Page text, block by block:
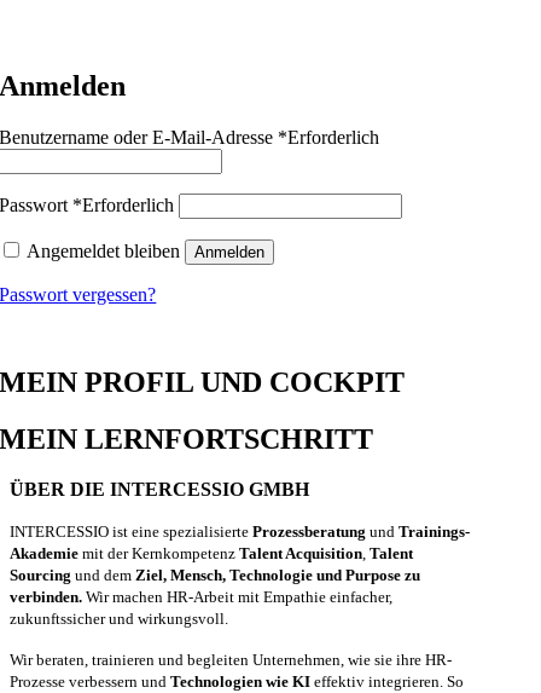
Anmelden
Benutzername oder E-Mail-Adresse *Erforderlich
Passwort *Erforderlich
Angemeldet bleiben Anmelden
Passwort vergessen?
MEIN PROFIL UND COCKPIT
MEIN LERNFORTSCHRITT
ÜBER DIE INTERCESSIO GMBH
INTERCESSIO ist eine spezialisierte Prozessberatung und Trainings-
Akademie mit der Kernkompetenz Talent Acquisition, Talent
Sourcing und dem Ziel, Mensch, Technologie und Purpose zu
verbinden. Wir machen HR-Arbeit mit Empathie einfacher,
zukunftssicher und wirkungsvoll.
Wir beraten, trainieren und begleiten Unternehmen, wie sie ihre HR-
Prozesse verbessern und Technologien wie KI effektiv integrieren. So